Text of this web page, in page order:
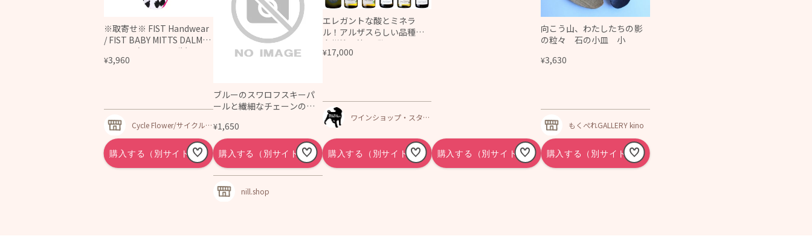
※取寄せ※ FIST Handwear
/ FIST BABY MITTS DALMA
TION / （BABY/0-3歳） / Gl
oves / キッズグローブ
¥3,960
Cycle Flower/サイクルフ
ブルーのスワロフスキーパ
ールと繊細なチェーンのブ
¥1,650
nill.shop
エレガントな酸とミネラ
ル！アルザスらしい品種と
多様性！第26弾フランス・
アルザス地方ワイン6本セッ
¥17,000
ワインショップ・スタン
向こう山、わたしたちの影
の粒々 石の小皿 小
¥3,630
もくぺれGALLERY kino